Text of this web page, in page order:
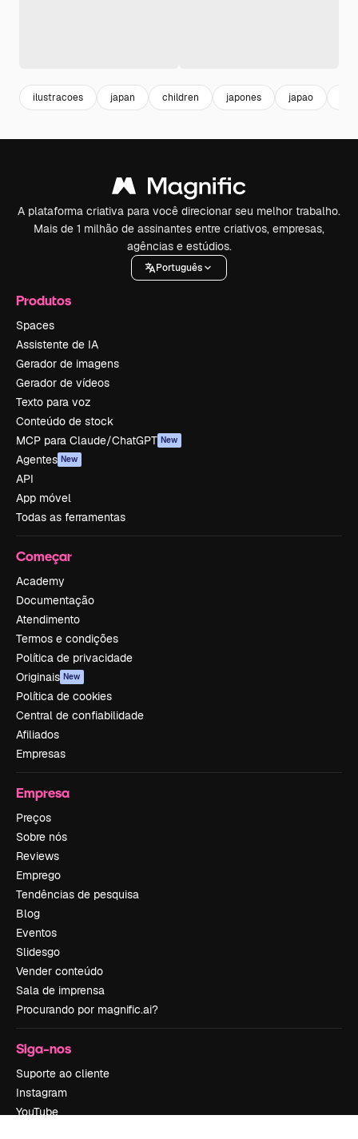
ilustracoes japan children japones japao
A plataforma criativa para você direcionar seu melhor trabalho.
Mais de 1 milhão de assinantes entre criativos, empresas,
agências e estúdios.
Português
Produtos
Spaces
Assistente de IA
Gerador de imagens
Gerador de vídeos
Texto para voz
Conteúdo de stock
MCP para Claude/ChatGPT New
Agentes New
API
App móvel
Todas as ferramentas
Começar
Academy
Documentação
Atendimento
Termos e condições
Política de privacidade
Originais New
Política de cookies
Central de confiabilidade
Afiliados
Empresas
Empresa
Preços
Sobre nós
Reviews
Emprego
Tendências de pesquisa
Blog
Eventos
Slidesgo
Vender conteúdo
Sala de imprensa
Procurando por magnific.ai?
Siga-nos
Suporte ao cliente
Instagram
YouTube